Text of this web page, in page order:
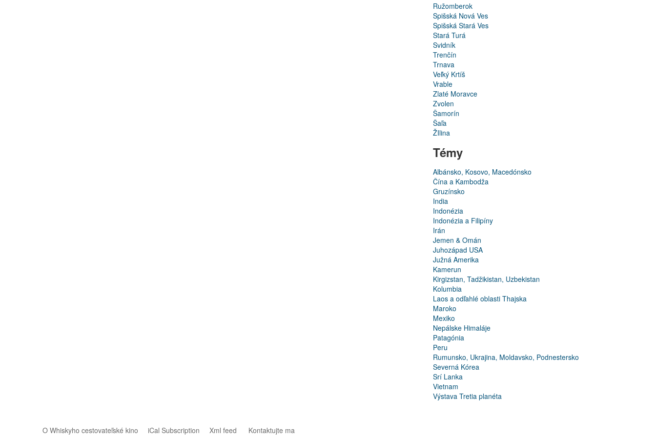
Ružomberok
Spišská Nová Ves
Spišská Stará Ves
Stará Turá
Svidník
Trenčín
Trnava
Veľký Krtíš
Vrable
Zlaté Moravce
Zvolen
Šamorín
Šaľa
ŽIlina
Témy
Albánsko, Kosovo, Macedónsko
Čína a Kambodža
Gruzínsko
India
Indonézia
Indonézia a Filipíny
Irán
Jemen & Omán
Juhozápad USA
Južná Amerika
Kamerun
Kirgizstan, Tadžikistan, Uzbekistan
Kolumbia
Laos a odľahlé oblasti Thajska
Maroko
Mexiko
Nepálske Himaláje
Patagónia
Peru
Rumunsko, Ukrajina, Moldavsko, Podnestersko
Severná Kórea
Srí Lanka
Vietnam
Výstava Tretia planéta
O Whiskyho cestovateľské kino iCal Subscription Xml feed Kontaktujte ma